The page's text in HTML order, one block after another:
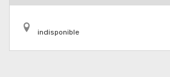
indisponible